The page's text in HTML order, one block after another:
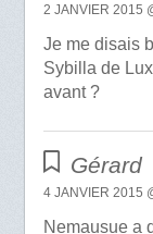
2 JANVIER 2015
Je me disais
Sybilla de
avant ?
Gérard
4 JANVIER 2015
Nemausue a